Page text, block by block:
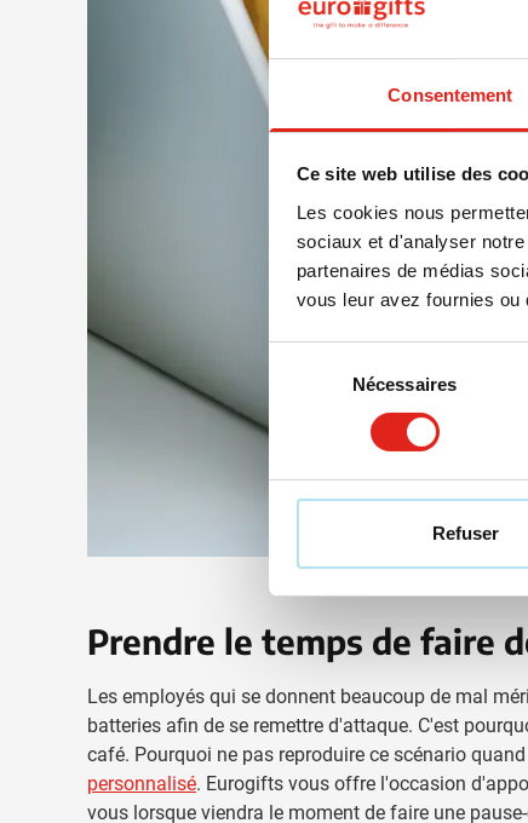
Consentement
Ce site web utilise des
Les cookies nous
sociaux et d'analyser
partenaires de médias
vous leur avez fournies
consentement
Nécessaires
Refuser
Prendre le temps de faire
Les employés qui se donnent beaucoup de mal
batteries afin de se remettre d'attaque. C'est
café. Pourquoi ne pas reproduire ce scénario
personnalisé. Eurogifts vous offre l'occasion
vous lorsque viendra le moment de faire une